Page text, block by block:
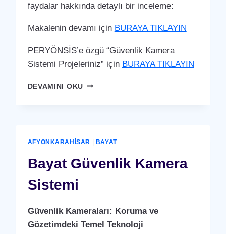
faydalar hakkında detaylı bir inceleme:
Makalenin devamı için BURAYA TIKLAYIN
PERYÖNSİS’e özgü “Güvenlik Kamera
Sistemi Projeleriniz” için BURAYA TIKLAYIN
DEVAMINI OKUBAYAT
AFYONKARAHISAR | BAYAT
Bayat Güvenlik Kamera
Sistemi
Güvenlik Kameraları: Koruma ve
Gözetimdeki Temel Teknoloji